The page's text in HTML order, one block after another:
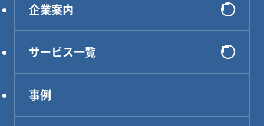
企業案内
会社概要
選ばれる理由
企業理念
サービス一覧
システム開発
インフラ構築
事例